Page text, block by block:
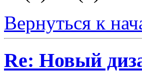
Вернуться к
Re: Новый